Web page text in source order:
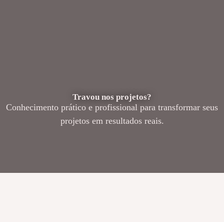
Travou nos projetos?
Conhecimento prático e profissional para transformar seus
projetos em resultados reais.